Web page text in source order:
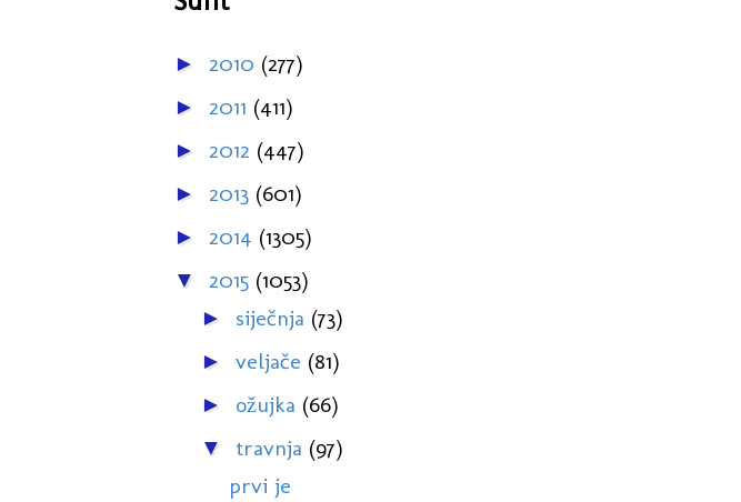
► 2010 (277)
► 2011 (411)
► 2012 (447)
► 2013 (601)
► 2014 (1305)
▼ 2015 (1053)
► siječnja (73)
► veljače (81)
► ožujka (66)
▼ travnja (97)
prvi je